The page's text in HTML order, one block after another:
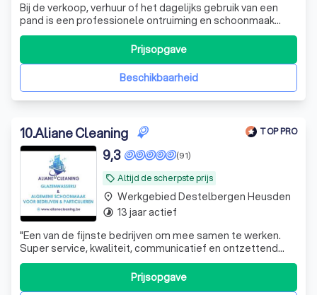
Bij de verkoop, verhuur of het dagelijks gebruik van een
pand is een professionele ontruiming en schoonmaak
essentieel om veiligheid, hygiëne en een verzorgde
uitstraling te garanderen. Een totaalservice biedt hierbij
een duidelijke meerwaarde: van het leegmaken van
woningen en bedrijfspanden tot ee
Beschikbaarheid
Prijsopgave
10.Aliane Cleaning TOP PRO
local_offer Altijd de scherpste prijs
(91)
9,3
"Een van de fijnste bedrijven om mee samen te werken.
Super service, kwaliteit, communicatief en ontzettend
professioneel in hun dienstverlening."
Prijsopgave
place Werkgebied Destelbergen Heusden
timelapse 13 jaar actief